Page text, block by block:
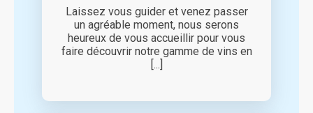
Laissez vous guider et venez passer
un agréable moment, nous serons
heureux de vous accueillir pour vous
faire découvrir notre gamme de vins en
[...]